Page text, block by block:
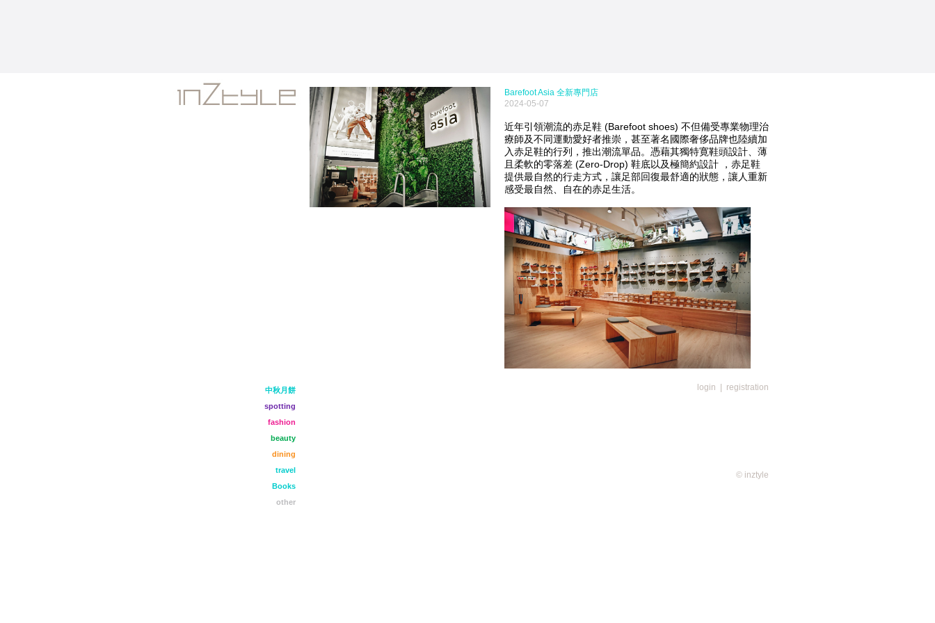
Barefoot Asia 全新專門店
2024-05-07
近年引領潮流的赤足鞋 (Barefoot shoes) 不但備受專業物理治
療師及不同運動愛好者推崇，甚至著名國際奢侈品牌也陸續加
入赤足鞋的行列，推出潮流單品。憑藉其獨特寛鞋頭設計、薄
且柔軟的零落差 (Zero-Drop) 鞋底以及極簡約設計 ，赤足鞋
提供最自然的行走方式，讓足部回復最舒適的狀態，讓人重新
感受最自然、自在的赤足生活。
創辦人之一的 Adam 認為厚底鞋看似舒適，但事實上是減弱
中秋月餅
spotting
fashion
beauty
dining
travel
Books
other
login registration
© inztyle